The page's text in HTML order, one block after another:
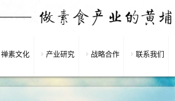
禅素文化 产业研究 战略合作 联系我们